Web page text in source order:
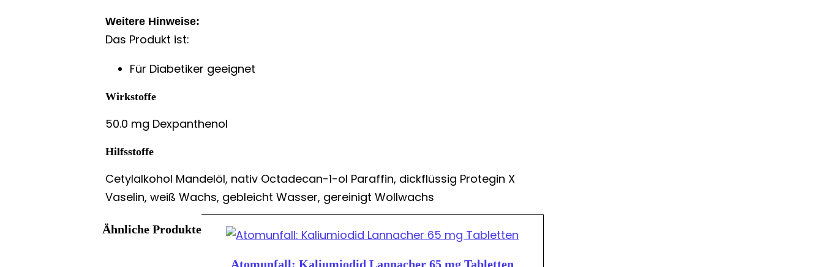
Weitere Hinweise:
Das Produkt ist:
Für Diabetiker geeignet
Wirkstoffe
50.0 mg Dexpanthenol
Hilfsstoffe
Cetylalkohol Mandelöl, nativ Octadecan-1-ol Paraffin, dickflüssig Protegin X
Vaselin, weiß Wachs, gebleicht Wasser, gereinigt Wollwachs
Ähnliche Produkte
Atomunfall: Kaliumiodid Lannacher 65 mg Tabletten